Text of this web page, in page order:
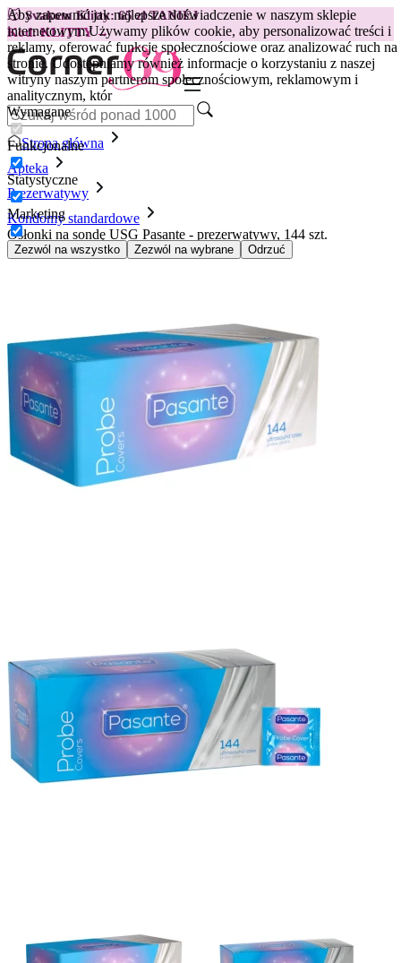
Aby zapewnić jak najlepsze doświadczenie w naszym sklepie
internetowym.Używamy plików cookie, aby personalizować treści i
reklamy, oferować funkcje społecznościowe oraz analizować ruch na
stronie. Udostępniamy również informacje o korzystaniu z naszej
witryny naszym partnerom społecznościowym, reklamowym i
analitycznym, któr
Wymagane
Funkcjonalne
Statystyczne
Marketing
Zezwól na wszystko Zezwól na wybrane Odrzuć
😽Svakom Klitty: 65 zł TANIEJ
Kod: KLITTY →
Strona główna
Apteka
Prezerwatywy
Kondomy standardowe
Osłonki na sondę USG Pasante - prezerwatywy, 144 szt.